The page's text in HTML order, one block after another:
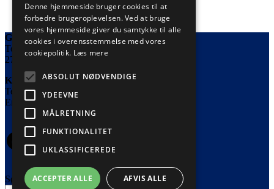
vælges
kr.175,00 Inkl. moms Vælg muligheder
vare
Great Fun Arts
Tornestykket 8
2720 Vanløse
Kontakt
Telefon: 53639738
Email: info@greatfunarts.com
Facebook
Instagram
Søg
Denne hjemmeside bruger cookies til at
forbedre brugeroplevelsen. Ved at bruge
vores hjemmeside giver du samtykke til alle
cookies i overensstemmelse med vores
cookiepolitik. Læs mere
ABSOLUT NØDVENDIGE
YDEEVNE
MÅLRETNING
FUNKTIONALITET
UKLASSIFICEREDE
ACCEPTER ALLE AFVIS ALLE